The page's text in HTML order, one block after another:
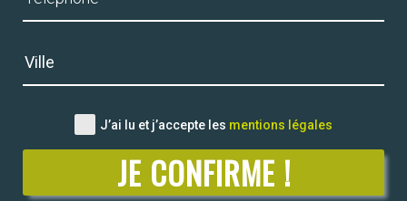
J’ai lu et j’accepte les mentions légales